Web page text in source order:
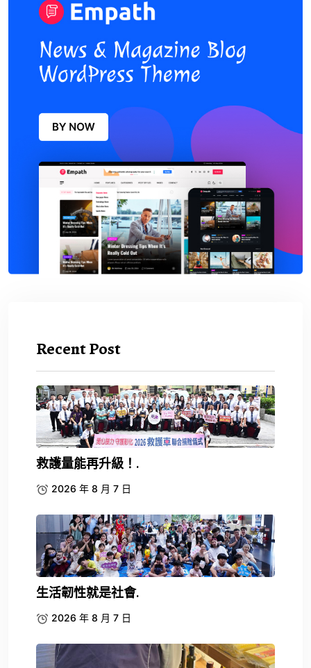
Recent Post
救護量能再升級！.
2026 年 8 月 7 日
生活韌性就是社會.
2026 年 8 月 7 日